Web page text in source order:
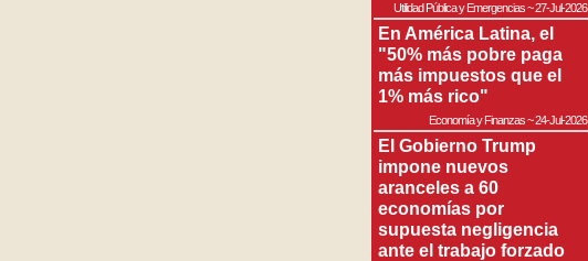
Utilidad Pública y Emergencias~27-Jul-2026
En América Latina, el
"50% más pobre paga
más impuestos que el
1% más rico"
Economía y Finanzas~24-Jul-2026
El Gobierno Trump
impone nuevos
aranceles a 60
economías por
supuesta negligencia
ante el trabajo forzado